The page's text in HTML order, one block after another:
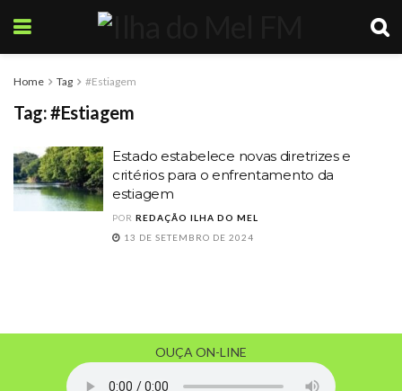
Home Tag #Estiagem
Tag:#Estiagem
Estado estabelece novas diretrizes e
critérios para o enfrentamento da
estiagem
POR REDAÇÃO ILHA DO MEL
13 DE SETEMBRO DE 2024
OUÇA ON-LINE